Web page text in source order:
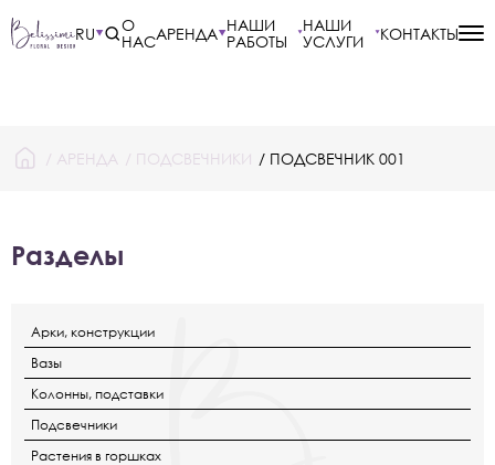
RU
О
НАСАРЕНДА НАШИ
РАБОТЫ
НАШИ
УСЛУГИ
КОНТАКТЫ
/ АРЕНДА / ПОДСВЕЧНИКИ / ПОДСВЕЧНИК 001
Разделы
Арки, конструкции
Вазы
Колонны, подставки
Подсвечники
Растения в горшках